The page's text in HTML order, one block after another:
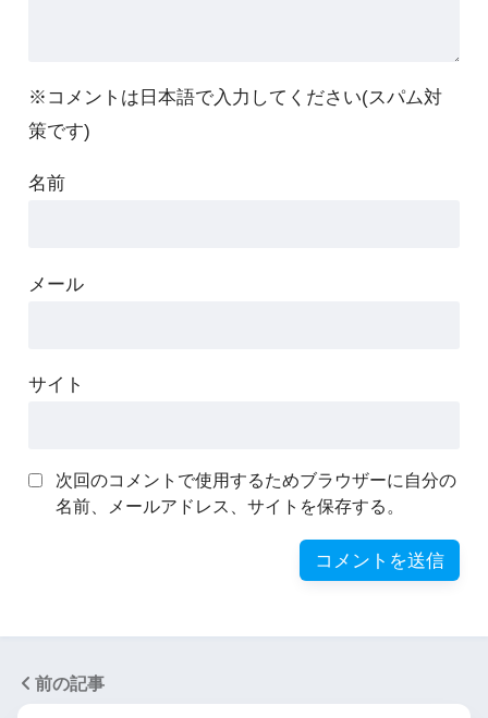
※コメントは日本語で入力してください(スパム対
策です)
名前
メール
サイト
次回のコメントで使用するためブラウザーに自分の
名前、メールアドレス、サイトを保存する。
前の記事